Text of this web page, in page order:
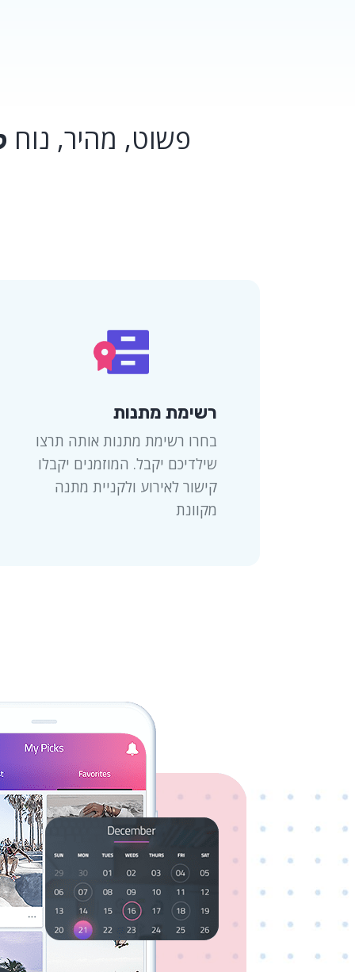
פשוט, מהיר, נוח
רשימת מתנות
בחרו רשימת מתנות אותה תרצו
שילדיכם יקבל. המוזמנים יקבלו
קישור לאירוע ולקניית מתנה
מקוונת